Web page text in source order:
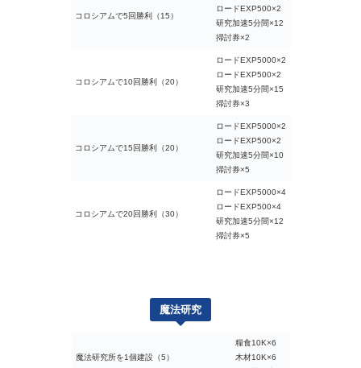
コロシアムで5回勝利（15）
ロードEXP500×2
研究加速5分間×12
掃討券×2
コロシアムで10回勝利（20）
ロードEXP5000×2
ロードEXP500×2
研究加速5分間×15
掃討券×3
コロシアムで15回勝利（20）
ロードEXP5000×2
ロードEXP500×2
研究加速5分間×10
掃討券×5
コロシアムで20回勝利（30）
ロードEXP5000×4
ロードEXP500×4
研究加速5分間×12
掃討券×5
魔法研究
魔法研究所を1個建設（5）
糧食10K×6
木材10K×6